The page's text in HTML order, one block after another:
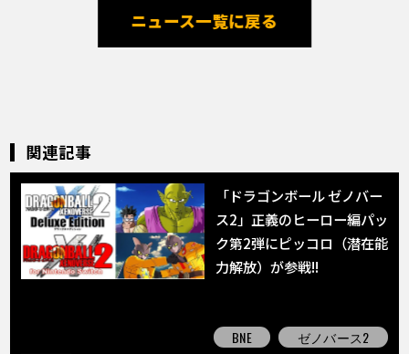
ニュース一覧に戻る
関連記事
「ドラゴンボール ゼノバー
ス2」正義のヒーロー編パッ
ク第2弾にピッコロ（潜在能
力解放）が参戦!!
BNE
ゼノバース2